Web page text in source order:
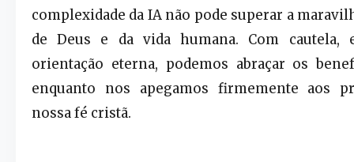
complexidade da IA não pode superar a
de Deus e da vida humana. Com cautela,
orientação eterna, podemos abraçar os
enquanto nos apegamos firmemente aos
nossa fé cristã.